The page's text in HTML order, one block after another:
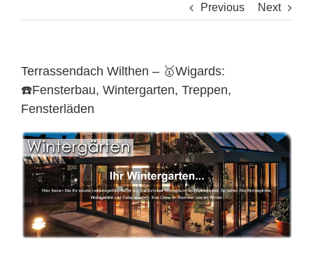
Previous Next
Terrassendach Wilthen – 🥇Wigards:
☎️Fensterbau, Wintergarten, Treppen,
Fensterläden